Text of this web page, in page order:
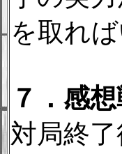
を取れ
７．感
対局終